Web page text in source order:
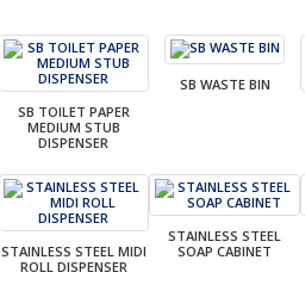
SB TOILET PAPER
MEDIUM STUB
DISPENSER
SB WASTE BIN
STAINLESS STEEL MIDI
ROLL DISPENSER
STAINLESS STEEL
SOAP CABINET